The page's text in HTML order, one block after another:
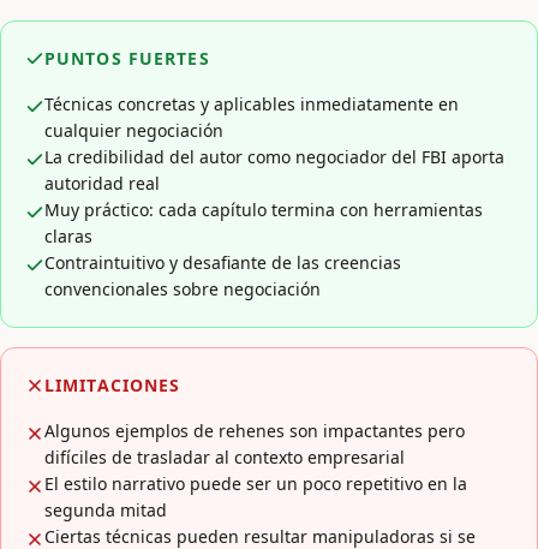
PUNTOS FUERTES
Técnicas concretas y aplicables inmediatamente en
cualquier negociación
La credibilidad del autor como negociador del FBI aporta
autoridad real
Muy práctico: cada capítulo termina con herramientas
claras
Contraintuitivo y desafiante de las creencias
convencionales sobre negociación
LIMITACIONES
Algunos ejemplos de rehenes son impactantes pero
difíciles de trasladar al contexto empresarial
El estilo narrativo puede ser un poco repetitivo en la
segunda mitad
Ciertas técnicas pueden resultar manipuladoras si se